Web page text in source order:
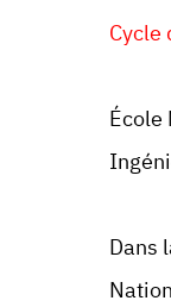
Cycle
École
Dans